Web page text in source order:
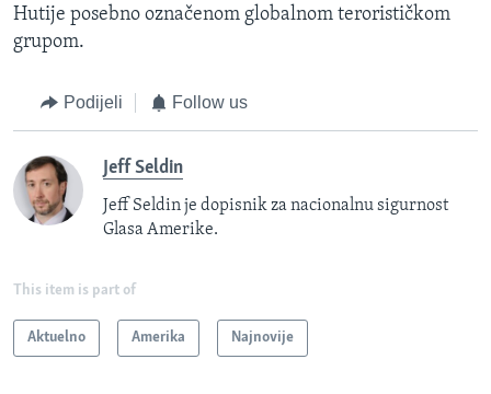
Hutije posebno označenom globalnom terorističkom
grupom.
Podijeli Follow us
Jeff Seldin
Jeff Seldin je dopisnik za nacionalnu sigurnost
Glasa Amerike.
This item is part of
Aktuelno Amerika Najnovije